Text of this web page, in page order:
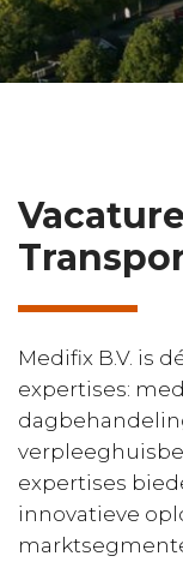
Medifix B.V. is
expertises:
expertises
innovatieve